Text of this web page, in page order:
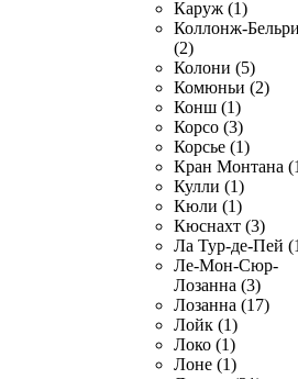
Каруж (1)
Коллонж-
(2)
Колони (5)
Комюньи (2)
Конш (1)
Корсо (3)
Корсье (1)
Кран Монтана
Кулли (1)
Кюли (1)
Кюснахт (3)
Ла Тур-де-Пей
Ле-Мон-Сюр-
Лозанна (3)
Лозанна (17)
Лойк (1)
Локо (1)
Лоне (1)